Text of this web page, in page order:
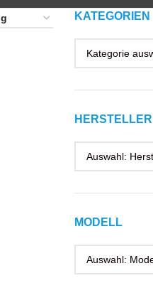
KATEGORIEN
HERSTELLER
MODELL